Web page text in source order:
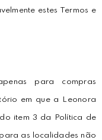
estes Termos e
para compras
em que a Leonora
item 3 da Política de
as localidades não